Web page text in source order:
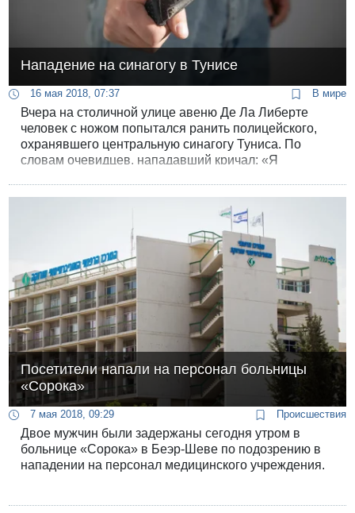
Нападение на синагогу в Тунисе
16 мая 2018, 07:37 В мире
Вчера на столичной улице авеню Де Ла Либерте
человек с ножом попытался ранить полицейского,
охранявшего центральную синагогу Туниса. По
словам очевидцев, нападавший кричал: «Я
Посетители напали на персонал больницы
«Сорока»
7 мая 2018, 09:29 Происшествия
Двое мужчин были задержаны сегодня утром в
больнице «Сорока» в Беэр-Шеве по подозрению в
нападении на персонал медицинского учреждения.